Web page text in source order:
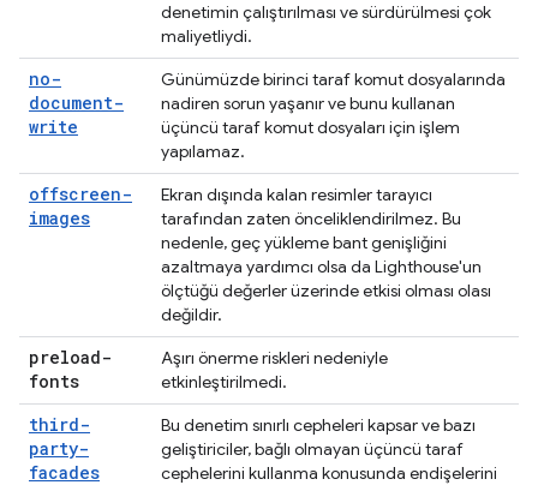
denetimin çalıştırılması ve sürdürülmesi çok
maliyetliydi.
no-
document-
write
Günümüzde birinci taraf komut dosyalarında
nadiren sorun yaşanır ve bunu kullanan
üçüncü taraf komut dosyaları için işlem
yapılamaz.
offscreen-
images
Ekran dışında kalan resimler tarayıcı
tarafından zaten önceliklendirilmez. Bu
nedenle, geç yükleme bant genişliğini
azaltmaya yardımcı olsa da Lighthouse'un
ölçtüğü değerler üzerinde etkisi olması olası
değildir.
preload-
fonts
Aşırı önerme riskleri nedeniyle
etkinleştirilmedi.
third-
party-
facades
Bu denetim sınırlı cepheleri kapsar ve bazı
geliştiriciler, bağlı olmayan üçüncü taraf
cephelerini kullanma konusunda endişelerini